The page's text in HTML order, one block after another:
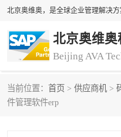
北京奥维奥
Beijing AVA
当前位置： 首页 > 供应商机 >
件管理软件erp
sap系统